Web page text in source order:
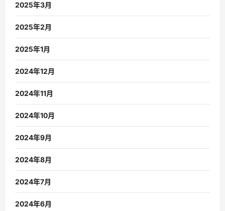
2025年3月
2025年2月
2025年1月
2024年12月
2024年11月
2024年10月
2024年9月
2024年8月
2024年7月
2024年6月